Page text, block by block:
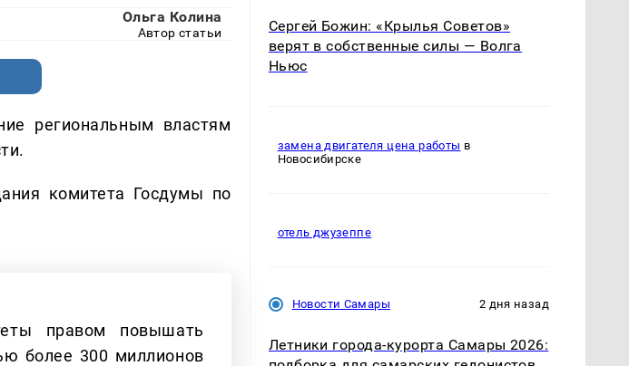
Ольга Колина
Автор статьи
региональным властям
комитета Госдумы по
правом повышать
более 300 миллионов
Сергей Божин: «Крылья Советов»
верят в собственные силы — Волга
Ньюс
замена двигателя цена работы в
Новосибирске
отель джузеппе
Новости Самары 2 дня назад
Летники города-курорта Самары 2026: